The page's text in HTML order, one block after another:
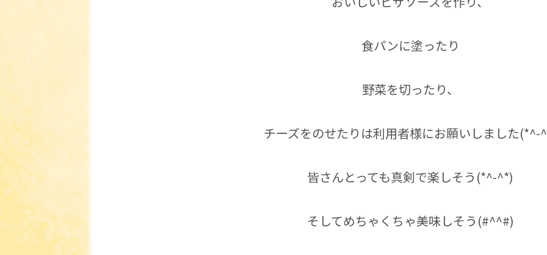
食パンに塗ったり
野菜を切ったり、
チーズをのせたりは利用者様にお願いしました(*^-
皆さんとっても真剣で楽しそう(*^-^*)
そしてめちゃくちゃ美味しそう(#^^#)